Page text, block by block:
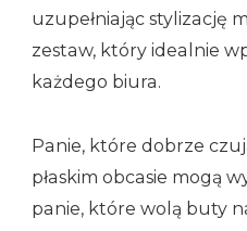
uzupełniając stylizację
zestaw, który idealnie
każdego biura.
Panie, które dobrze
płaskim obcasie mogą
panie, które wolą buty